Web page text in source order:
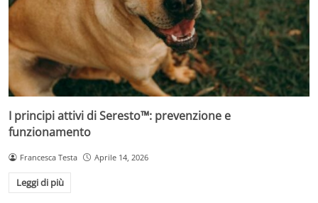
I principi attivi di Seresto™: prevenzione e
funzionamento
Francesca Testa Aprile 14, 2026
Leggi di più